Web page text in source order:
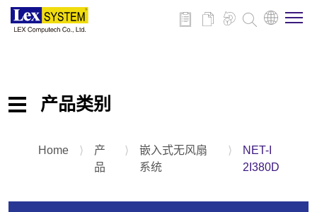
产品类别
嵌入式主板
平板电脑
Home ⟩
产
品
⟩
嵌入式无风扇
系统
⟩
NET-I
2I380D